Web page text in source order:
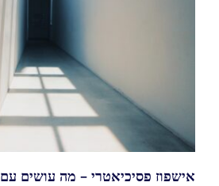
אישפוז פסיכיאטרי – מה עושים